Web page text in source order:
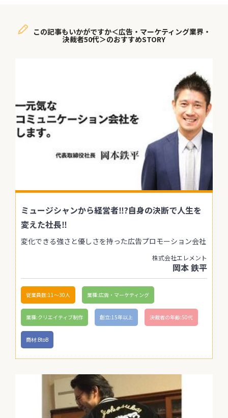
この記事もいかがですか＜広告・マーケティング業界・
決裁者50代＞のおすすめSTORY
ミュージシャンから経営者‼?自身の決断で人生を
変えた社長‼
変化できる強さと優しさを持った広告プロモーション会社
株式会社エレメント
岡本 鉄平
従業員数:11〜30人 業種:広告・マーケティング
業種:クリエイティブ制作 創立:15年以上 決裁者の年齢:50代
商材:BtoB